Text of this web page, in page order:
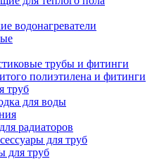
водонагреватели
трубы и фитинги
полиэтилена и фитинги
труб
для воды
радиаторов
для труб
для труб